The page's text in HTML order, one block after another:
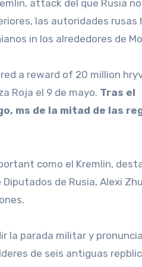
attack del que Rusia
las autoridades rusas
in los alrededores de
a reward of 20 million
Roja el 9 de mayo. Tras el
ms de la mitad de las
como el Kremlin,
de Rusia, Alexi
la parada militar y
de seis antiguas